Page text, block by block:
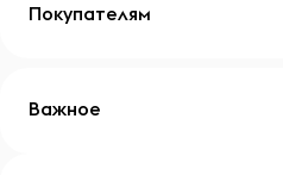
Покупателям
Важное